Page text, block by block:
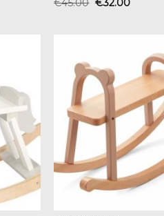
€45.00 €32.00